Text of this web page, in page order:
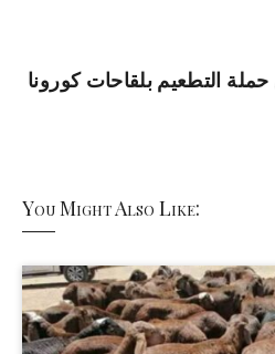
حملة التطعيم بلقاحات كورونا
You Might Also Like: